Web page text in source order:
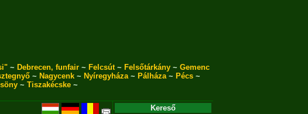
~ Debrecen, funfair~ Felcsút~ Felsőtárkány~ Gemenc
~ Nagycenk~ Nyíregyháza~ Pálháza~ Pécs~
~ Tiszakécske ~
Kereső